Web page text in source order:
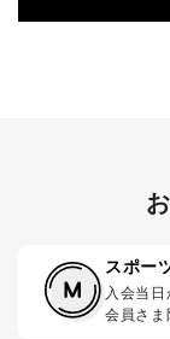
スポー
入会当
会員さま